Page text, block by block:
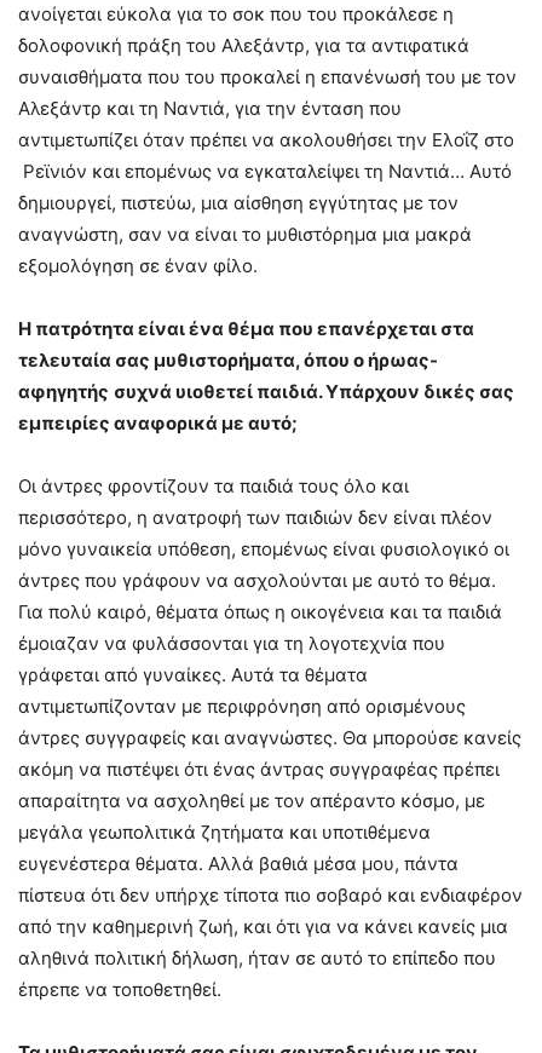
ανοίγεται εύκολα για το σοκ που του προκάλεσε η
δολοφονική πράξη του Αλεξάντρ, για τα αντιφατικά
συναισθήματα που του προκαλεί η επανένωσή του με τον
Αλεξάντρ και τη Ναντιά, για την ένταση που
αντιμετωπίζει όταν πρέπει να ακολουθήσει την Ελοΐζ στο
Ρεϊνιόν και επομένως να εγκαταλείψει τη Ναντιά… Αυτό
δημιουργεί, πιστεύω, μια αίσθηση εγγύτητας με τον
αναγνώστη, σαν να είναι το μυθιστόρημα μια μακρά
εξομολόγηση σε έναν φίλο.
Η πατρότητα είναι ένα θέμα που επανέρχεται στα
τελευταία σας μυθιστορήματα, όπου οήρωας-
αφηγητής συχνά υιοθετεί παιδιά. Υπάρχουν δικές σας
εμπειρίες αναφορικά με αυτό;
Οι άντρες φροντίζουν τα παιδιά τους όλο και
περισσότερο, η ανατροφή των παιδιών δεν είναι πλέον
μόνο γυναικεία υπόθεση, επομένως είναι φυσιολογικό οι
άντρες που γράφουν να ασχολούνται με αυτό το θέμα.
Για πολύ καιρό, θέματα όπως η οικογένεια και τα παιδιά
έμοιαζαν να φυλάσσονται για τη λογοτεχνία που
γράφεται από γυναίκες. Αυτά τα θέματα
αντιμετωπίζονταν με περιφρόνηση από ορισμένους
άντρες συγγραφείς και αναγνώστες. Θα μπορούσε κανείς
ακόμη να πιστέψει ότι ένας άντρας συγγραφέας πρέπει
απαραίτητα να ασχοληθεί με τον απέραντο κόσμο, με
μεγάλα γεωπολιτικά ζητήματα και υποτιθέμενα
ευγενέστερα θέματα. Αλλά βαθιά μέσα μου, πάντα
πίστευα ότι δεν υπήρχε τίποτα πιο σοβαρό και ενδιαφέρον
από την καθημερινή ζωή, και ότι για να κάνει κανείς μια
αληθινά πολιτική δήλωση, ήταν σε αυτό το επίπεδο που
έπρεπε να τοποθετηθεί.